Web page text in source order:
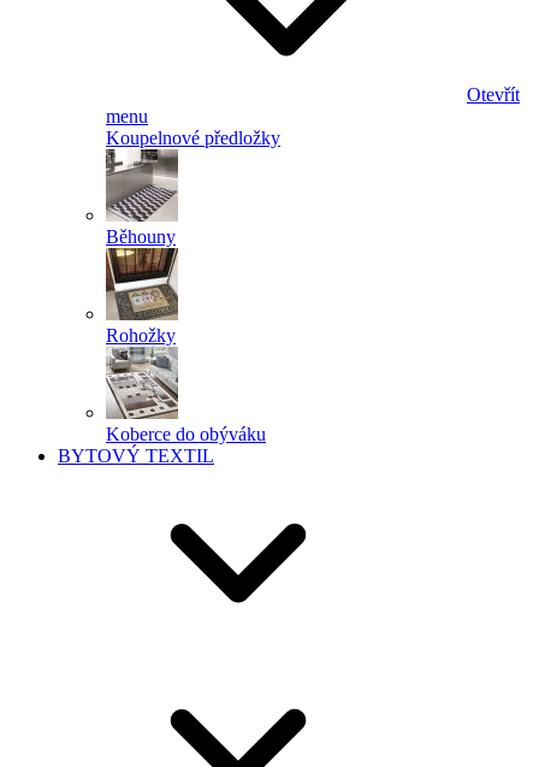
Otevřít
menu
Koupelnové předložky
Běhouny
Rohožky
Koberce do obýváku
BYTOVÝ TEXTIL